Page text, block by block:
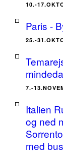
10.-
Paris -
25.-
7.-
Italien
og ned
med bus